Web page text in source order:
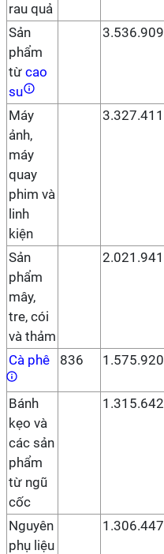
rau quả
Sản
phẩm
từ cao
su
3.536.909
Máy
ảnh,
máy
quay
phim và
linh
kiện
3.327.411
Sản
phẩm
mây,
tre, cói
và thảm
2.021.941
Cà phê 836 1.575.920
Bánh
kẹo và
các sản
phẩm
từ ngũ
cốc
1.315.642
Nguyên
phụ liệu
1.306.447